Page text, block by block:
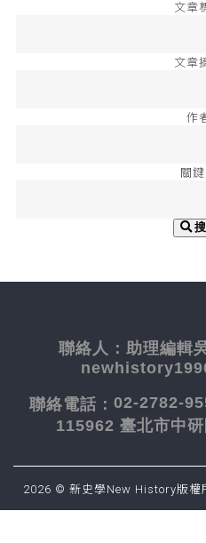
文章
文章
作
關
聯絡人： 助理編
聯絡電話： 02-2782-
115962 臺北市中
2026 © 新史學New History版權